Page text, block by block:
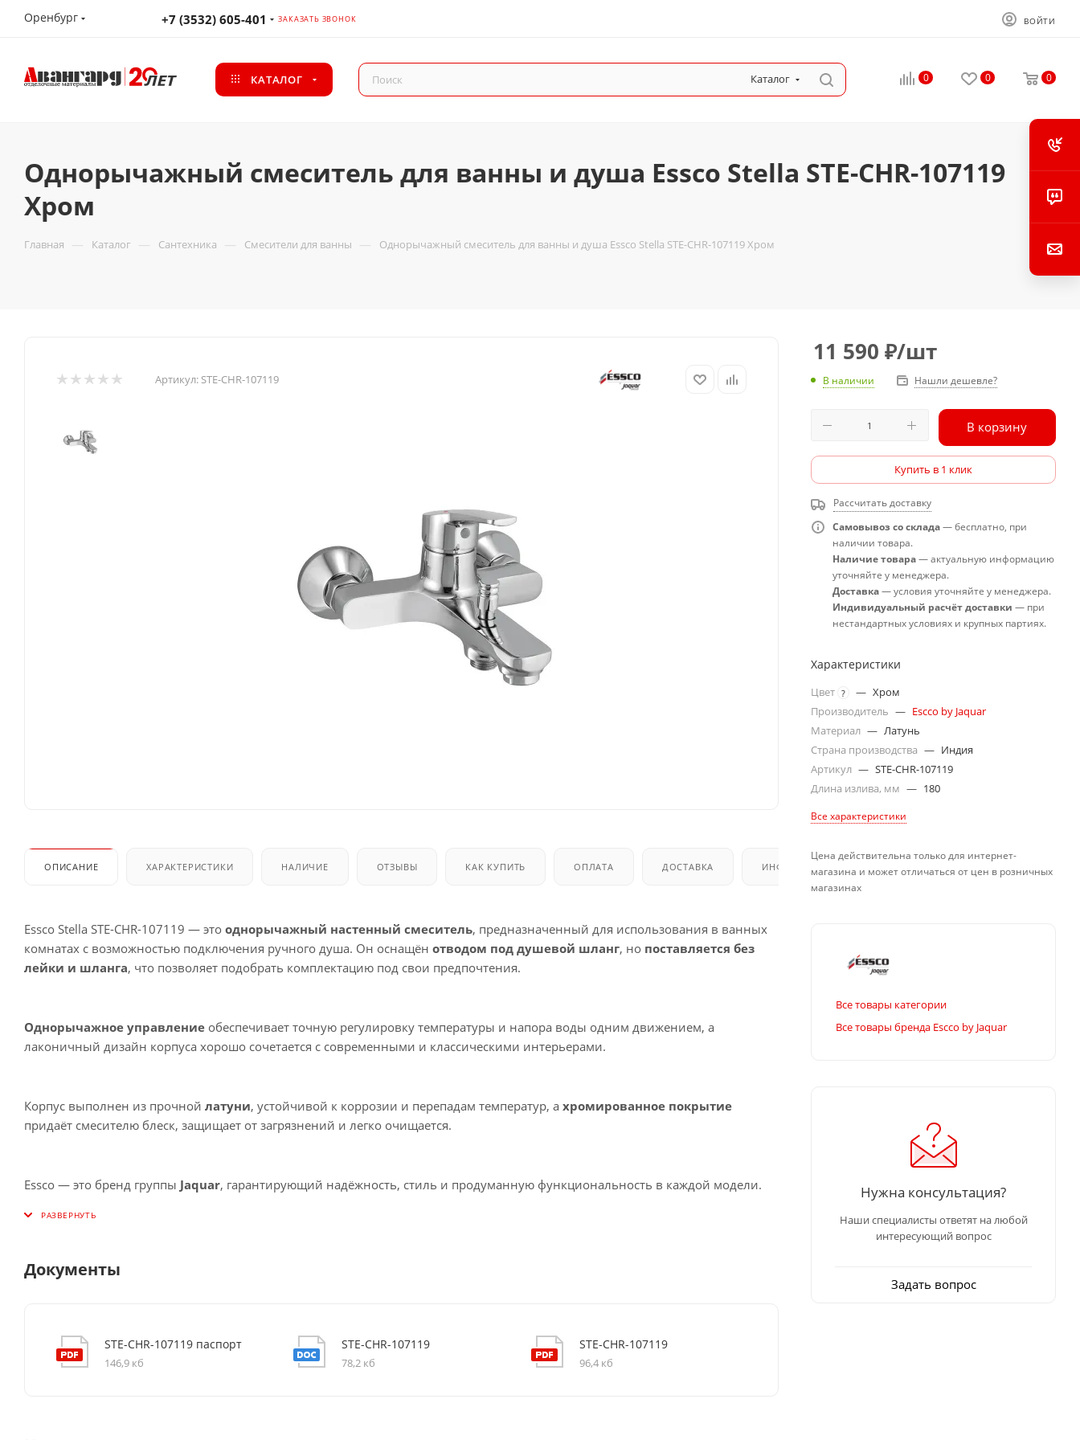
Оренбург +7 (3532) 605-401 ЗАКАЗАТЬ ЗВОНОК ВОЙТИ
КАТАЛОГ Каталог 0 0 0
Однорычажный смеситель для ванны и душа Essco Stella STE-CHR-107119
Хром
Главная — Каталог — Сантехника — Смесители для ванны — Однорычажный смеситель для ванны и душа Essco Stella STE-CHR-107119 Хром
Артикул: STE-CHR-107119
ОПИСАНИЕ ХАРАКТЕРИСТИКИ НАЛИЧИЕ ОТЗЫВЫ КАК КУПИТЬ ОПЛАТА ДОСТАВКА ИНФОРМАЦИЯ
Essco Stella STE-CHR-107119 — это однорычажный настенный смеситель, предназначенный для использования в ванных
комнатах с возможностью подключения ручного душа. Он оснащён отводом под душевой шланг, но поставляется без
лейки и шланга, что позволяет подобрать комплектацию под свои предпочтения.
Однорычажное управление обеспечивает точную регулировку температуры и напора воды одним движением, а
лаконичный дизайн корпуса хорошо сочетается с современными и классическими интерьерами.
Корпус выполнен из прочной латуни, устойчивой к коррозии и перепадам температур, а хромированное покрытие
придаёт смесителю блеск, защищает от загрязнений и легко очищается.
Essco — это бренд группы Jaquar, гарантирующий надёжность, стиль и продуманную функциональность в каждой модели.
Документы
STE-CHR-107119 паспорт
146,9 кб
STE-CHR-107119
78,2 кб
STE-CHR-107119
96,4 кб
11 590 ₽/шт
В наличии Нашли дешевле?
В корзину
Купить в 1 клик
Рассчитать доставку
Самовывоз со склада— бесплатно, при
наличии товара.
Наличие товара— актуальную информацию
уточняйте у менеджера.
Доставка— условия уточняйте у менеджера.
Индивидуальный расчёт доставки — при
нестандартных условиях и крупных партиях.
Характеристики
Цвет ? — Хром
Производитель — Escco by Jaquar
Материал — Латунь
Страна производства — Индия
Артикул — STE-CHR-107119
Длина излива, мм — 180
Все характеристики
Цена действительна только для интернет-
магазина и может отличаться от цен в розничных
магазинах
Все товары категории
Все товары бренда Escco by Jaquar
Нужна консультация?
Наши специалисты ответят на любой
интересующий вопрос
Задать вопрос